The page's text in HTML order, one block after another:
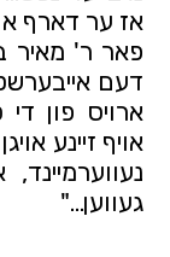
אז ער דארף א
פאר ר' מאיר
דעם
ארויס פון
אויף זיינע
געווען…"